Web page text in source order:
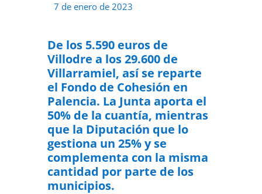
7 de enero de 2023
De los 5.590 euros de
Villodre a los 29.600 de
Villarramiel, así se reparte
el Fondo de Cohesión en
Palencia. La Junta aporta el
50% de la cuantía, mientras
que la Diputación que lo
gestiona un 25% y se
complementa con la misma
cantidad por parte de los
municipios.